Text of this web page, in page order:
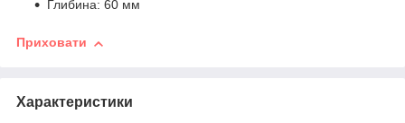
Глибина: 60 мм
Приховати
Характеристики